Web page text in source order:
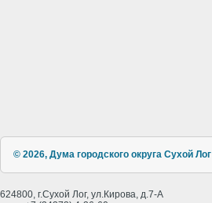
© 2026, Дума городского округа Сухой Лог
624800, г.Сухой Лог, ул.Кирова, д.7-А